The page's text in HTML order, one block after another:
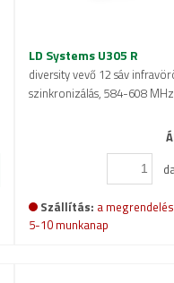
LD Systems U305 R
diversity vevő 12 sáv
szinkronizálás, 584-608 MHz
Szállítás: a
5-10 munkanap